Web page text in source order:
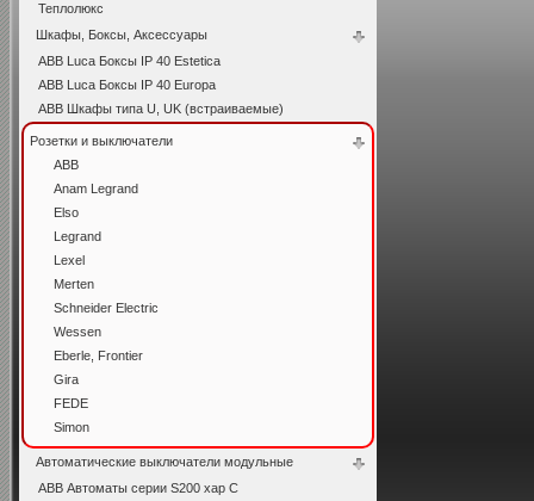
Теплолюкс
Шкафы, Боксы, Аксессуары
ABB Luca Боксы IP 40 Estetica
ABB Luca Боксы IP 40 Europa
ABB Шкафы типа U, UK (встраиваемые)
Розетки и выключатели
ABB
Anam Legrand
Elso
Legrand
Lexel
Merten
Schneider Electric
Wessen
Eberle, Frontier
Gira
FEDE
Simon
Автоматические выключатели модульные
ABB Автоматы серии S200 хар C